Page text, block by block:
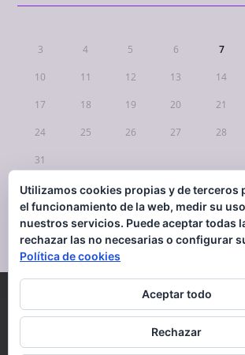
3 4 5 6 7
10 11 12 13 14
17 18 19 20 21
24 25 26 27 28
31
« Mar
Mapa Web
Política de cookies
Utilizamos cookies propias y de terceros
el funcionamiento de la web, medir su
nuestros servicios. Puede aceptar todas
rechazar las no necesarias o configurar
Política de cookies
Aceptar todo
Rechazar